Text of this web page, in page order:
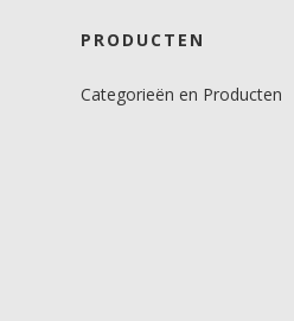
PRODUCTEN
Categorieën en Producten